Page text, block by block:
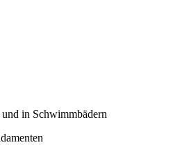
in Schwimmbädern